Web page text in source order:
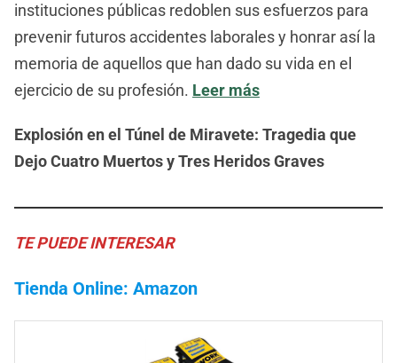
instituciones públicas redoblen sus esfuerzos para
prevenir futuros accidentes laborales y honrar así la
memoria de aquellos que han dado su vida en el
ejercicio de su profesión. Leer más
Explosión en el Túnel de Miravete: Tragedia que
Dejo Cuatro Muertos y Tres Heridos Graves
TE PUEDE INTERESAR
Tienda Online: Amazon